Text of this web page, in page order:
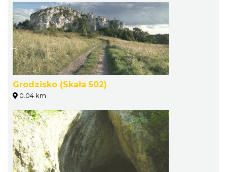
Grodzisko (Skała 502)
0.04 km